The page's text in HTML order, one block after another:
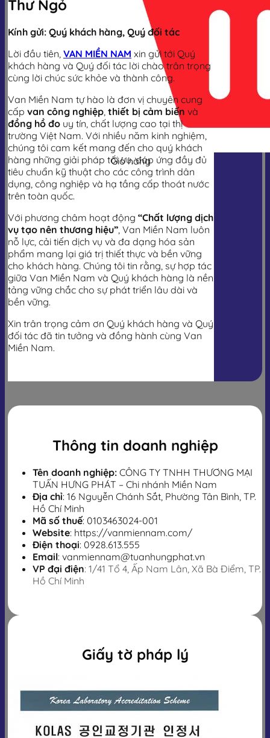
Giỏ hàng
Thư Ngỏ
Kính gửi: Quý khách hàng, Quý đối tác
Lời đầu tiên, VAN MIỀN NAM xin gửi tới Quý
khách hàng và Quý đối tác lời chào trân trọng
cùng lời chúc sức khỏe và thành công.
Van Miền Nam tự hào là đơn vị chuyên cung
cấp van công nghiệp thiết bị cảm biến và
đồng hồ đo uy tín, chất lượng cao tại thị
trường Việt Nam. Với nhiều năm kinh nghiệm,
chúng tôi cam kết mang đến cho quý khách
hàng những giải pháp tối ưu, đáp ứng đầy đủ
tiêu chuẩn kỹ thuật cho các công trình dân
dụng, công nghiệp và hạ tầng cấp thoát nước
trên toàn quốc.
Với phương châm hoạt động “Chất lượng dịch
vụ tạo nên thương hiệu” , Van Miền Nam luôn
nỗ lực, cải tiến dịch vụ và đa dạng hóa sản
phẩm mang lại giá trị thiết thực và bền vững
cho khách hàng. Chúng tôi tin rằng, sự hợp tác
giữa Van Miền Nam và Quý khách hàng là nền
tảng vững chắc cho sự phát triển lâu dài và
bền vững.
Xin trân trọng cảm ơn Quý khách hàng và Quý
đối tác đã tin tưởng và đồng hành cùng Van
Miền Nam.
Thông tin doanh nghiệp
Tên doanh nghiệp: CÔNG TY TNHH THƯƠNG MẠI
TUẤN HƯNG PHÁT – Chi nhánh Miền Nam
Địa chỉ: 16 Nguyễn Chánh Sắt, Phường Tân Bình, TP.
Hồ Chí Minh
Mã số thuế: 0103463024-001
Website: https://vanmiennam.com/
Điện thoại: 0928.613.555
Email: vanmiennam@tuanhungphat.vn
VP đại điện: 1/41 Tổ 4, Ấp Nam Lân, Xã Bà Điểm, TP.
Hồ Chí Minh
Giấy tờ pháp lý